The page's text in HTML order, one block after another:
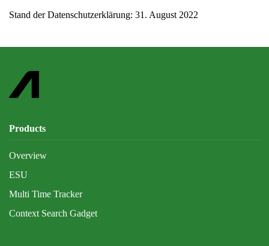
Stand der Datenschutzerklärung: 31. August 2022
Products
Overview
ESU
Multi Time Tracker
Context Search Gadget